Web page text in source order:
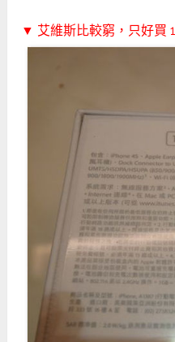
▼ 艾維斯比較窮，只好買